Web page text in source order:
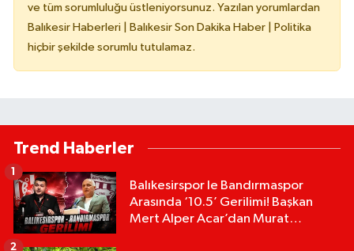
ve tüm sorumluluğu üstleniyorsunuz. Yazılan yorumlardan
Balıkesir Haberleri | Balıkesir Son Dakika Haber | Politika
hiçbir şekilde sorumlu tutulamaz.
Trend Haberler
Balıkesirspor le Bandırmaspor
Arasında ‘10.5’ Gerilimi! Başkan
Mert Alper Acar’dan Murat
1
2